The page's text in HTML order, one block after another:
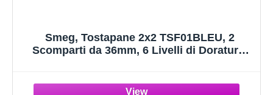
Smeg, Tostapane 2x2 TSF01BLEU, 2
Scomparti da 36mm, 6 Livelli di Doratura,
Cassetto Raccoglibriciole, 950W, Nero